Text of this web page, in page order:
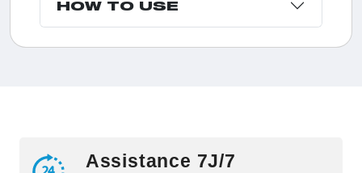
HOW TO USE
Assistance 7J/7